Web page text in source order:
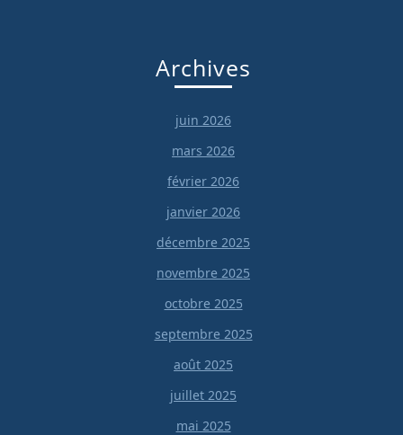
Archives
juin 2026
mars 2026
février 2026
janvier 2026
décembre 2025
novembre 2025
octobre 2025
septembre 2025
août 2025
juillet 2025
mai 2025